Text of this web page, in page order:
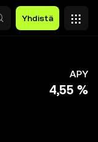
Yhdistä
APY
4,55 %